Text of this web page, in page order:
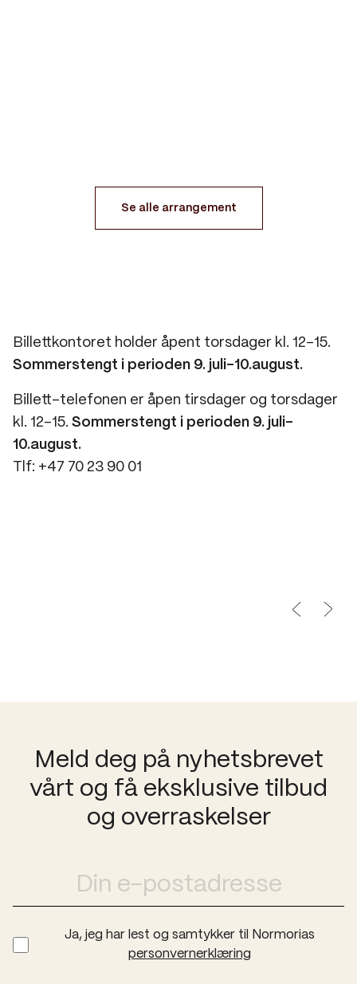
Se alle arrangement
Billettkontoret holder åpent torsdager kl. 12-15.
Sommerstengt i perioden 9. juli-10.august.
Billett-telefonen er åpen tirsdager og torsdager
kl. 12-15. Sommerstengt i perioden 9. juli-
10.august.
Tlf: +47 70 23 90 01
Meld deg på nyhetsbrevet
vårt og få eksklusive tilbud
og overraskelser
Ja, jeg har lest og samtykker til Normorias
personvernerklæring